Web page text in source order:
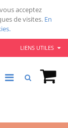
acceptez
de visites. En
LIENS UTILES